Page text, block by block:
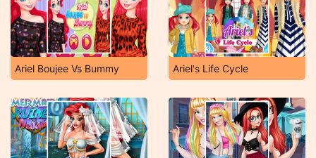
Ariel Boujee Vs Bummy Ariel's Life Cycle